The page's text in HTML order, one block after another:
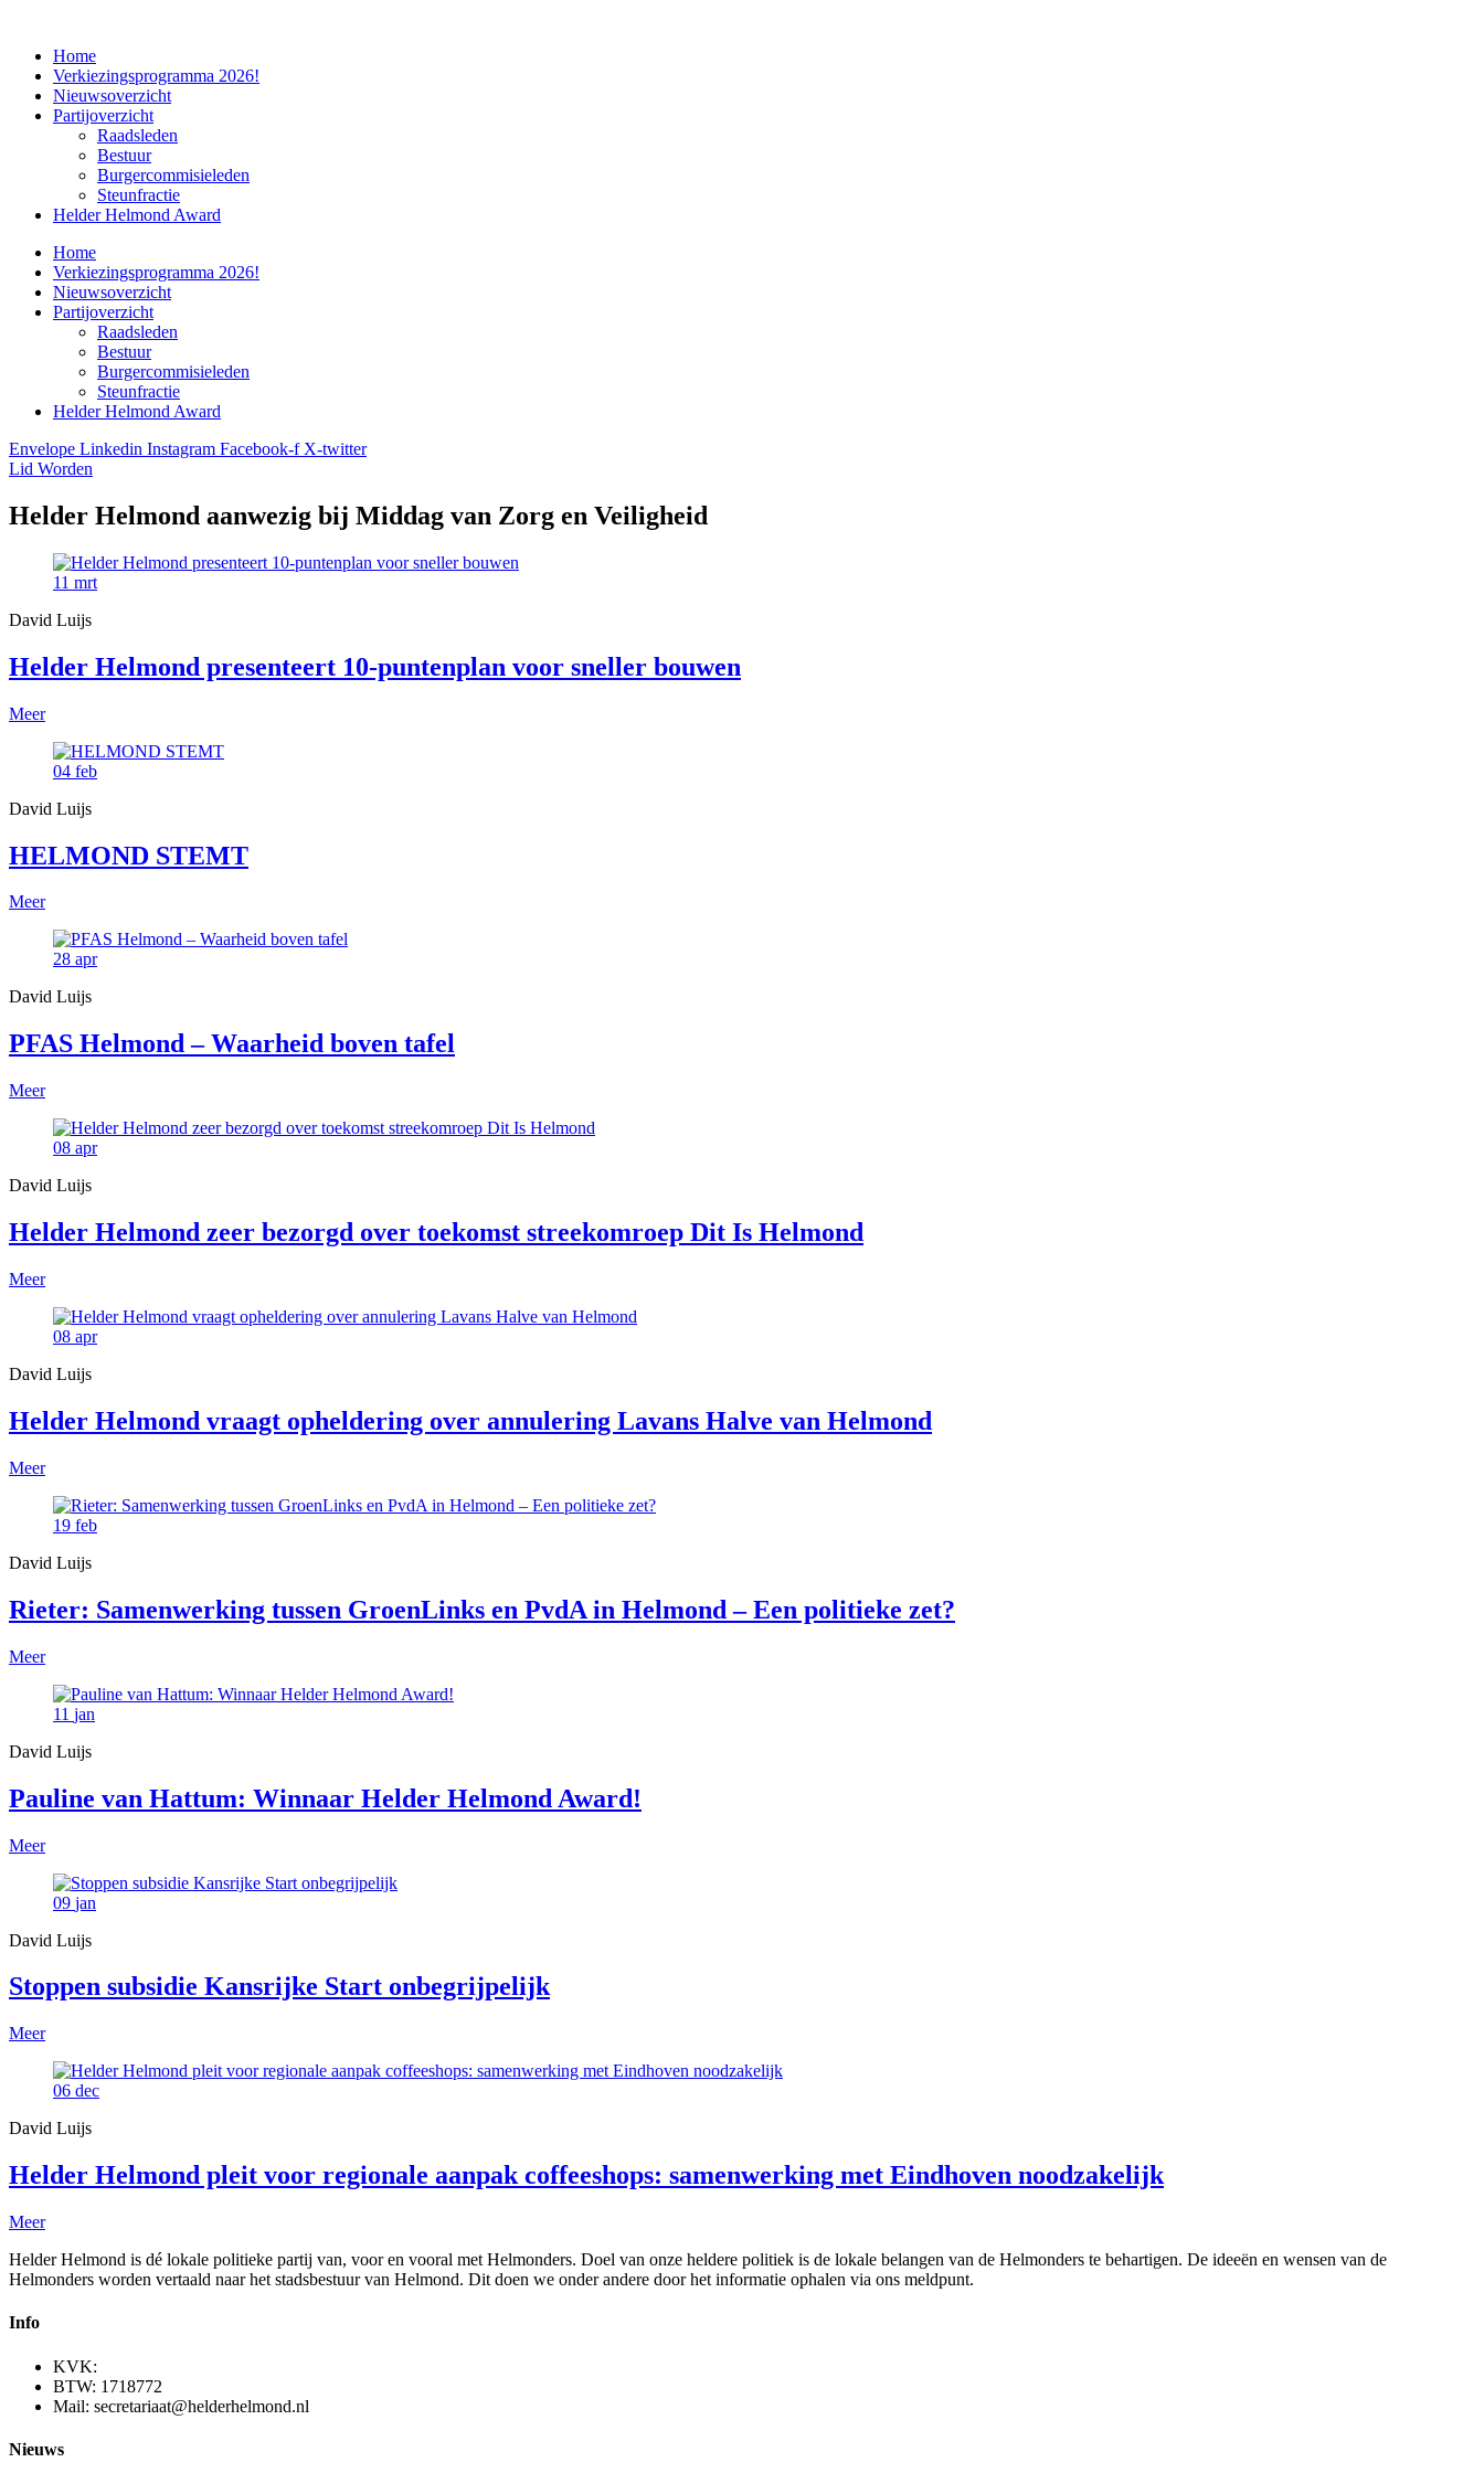
Home
Verkiezingsprogramma 2026!
Nieuwsoverzicht
Partijoverzicht
Raadsleden
Bestuur
Burgercommisieleden
Steunfractie
Helder Helmond Award
Home
Verkiezingsprogramma 2026!
Nieuwsoverzicht
Partijoverzicht
Raadsleden
Bestuur
Burgercommisieleden
Steunfractie
Helder Helmond Award
Envelope Linkedin Instagram Facebook-f X-twitter
Lid Worden
Helder Helmond aanwezig bij Middag van Zorg en Veiligheid
11 mrt
David Luijs
Helder Helmond presenteert 10-puntenplan voor sneller bouwen
Meer
04 feb
David Luijs
HELMOND STEMT
Meer
28 apr
David Luijs
PFAS Helmond – Waarheid boven tafel
Meer
08 apr
David Luijs
Helder Helmond zeer bezorgd over toekomst streekomroep Dit Is Helmond
Meer
08 apr
David Luijs
Helder Helmond vraagt opheldering over annulering Lavans Halve van Helmond
Meer
19 feb
David Luijs
Rieter: Samenwerking tussen GroenLinks en PvdA in Helmond – Een politieke zet?
Meer
11 jan
David Luijs
Pauline van Hattum: Winnaar Helder Helmond Award!
Meer
09 jan
David Luijs
Stoppen subsidie Kansrijke Start onbegrijpelijk
Meer
06 dec
David Luijs
Helder Helmond pleit voor regionale aanpak coffeeshops: samenwerking met Eindhoven noodzakelijk
Meer
Helder Helmond is dé lokale politieke partij van, voor en vooral met Helmonders. Doel van onze heldere politiek is de lokale belangen van de Helmonders te behartigen. De ideeën en wensen van de
Helmonders worden vertaald naar het stadsbestuur van Helmond. Dit doen we onder andere door het informatie ophalen via ons meldpunt.
Info
KVK:
BTW: 1718772
Mail: secretariaat@helderhelmond.nl
Nieuws